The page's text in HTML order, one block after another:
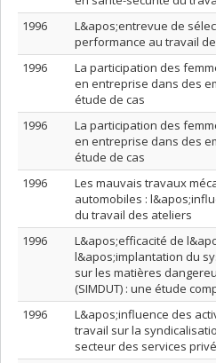
1996
L&apos;entrevue de
performance au travail
1996
La participation des
en entreprise dans des
étude de cas
1996
La participation des
en entreprise dans des
étude de cas
1996
Les mauvais travaux
automobiles :
du travail des ateliers
1996
L&apos;efficacité de
l&apos;implantation du
sur les matières
(SIMDUT) : une étude
1996
L&apos;influence des
travail sur la
secteur des services